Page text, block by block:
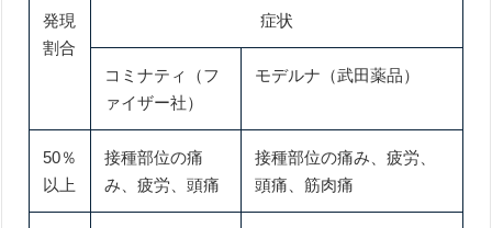
発現
割合
症状
コミナティ（フ
ァイザー社）
モデルナ（武田薬品）
50％
以上
接種部位の痛
み、疲労、頭痛
接種部位の痛み、疲労、
頭痛、筋肉痛